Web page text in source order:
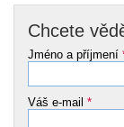
Chcete
Jméno a příjmení
Váš e-mail *